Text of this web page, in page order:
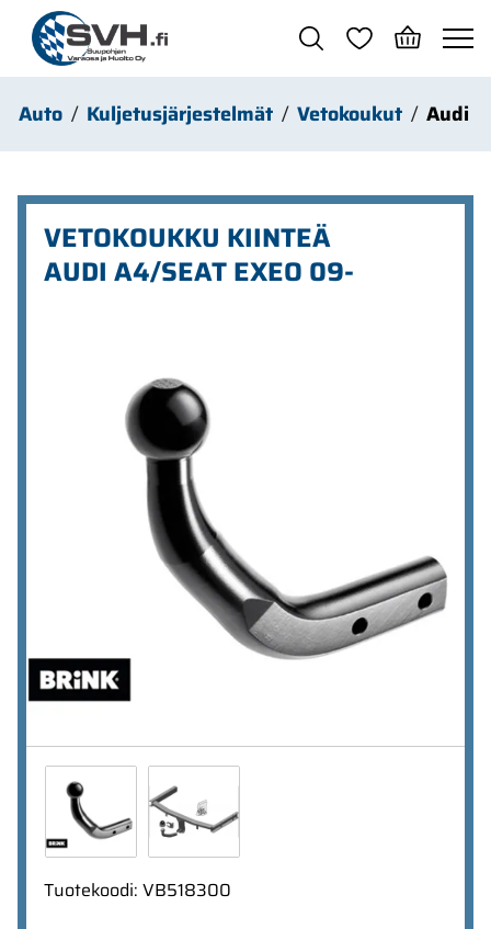
Siirry pääsisältöön
Auto Kuljetusjärjestelmät Vetokoukut Audi
VETOKOUKKU KIINTEÄ
AUDI A4/SEAT EXEO 09-
Tuotekoodi: VB518300